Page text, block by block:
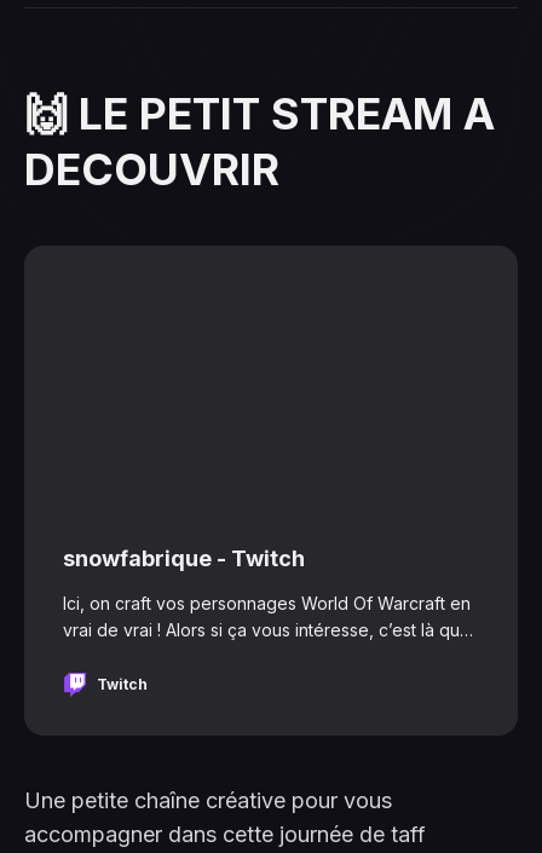
🙌 LE PETIT STREAM A
DECOUVRIR
snowfabrique - Twitch
Ici, on craft vos personnages World Of Warcraft en
vrai de vrai ! Alors si ça vous intéresse, c’est là que
Twitch
Une petite chaîne créative pour vous
accompagner dans cette journée de taff